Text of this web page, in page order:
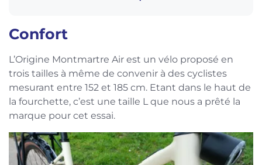
Confort
L’Origine Montmartre Air est un vélo proposé en
trois tailles à même de convenir à des cyclistes
mesurant entre 152 et 185 cm. Etant dans le haut de
la fourchette, c’est une taille L que nous a prêté la
marque pour cet essai.